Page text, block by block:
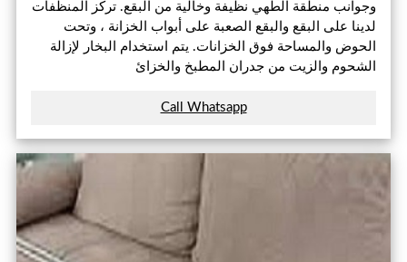
وجوانب منطقة الطهي نظيفة وخالية من البقع. تركز المنظفات
لدينا على البقع والبقع الصعبة على أبواب الخزانة ، وتحت
الحوض والمساحة فوق الخزانات. يتم استخدام البخار لإزالة
الشحوم والزيت من جدران المطبخ والخزائ
Call Whatsapp